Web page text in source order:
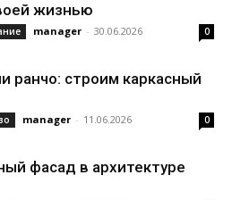
жизнью
manager - 30.06.2026 0
ранчо: строим каркасный
manager - 11.06.2026 0
фасад в архитектуре